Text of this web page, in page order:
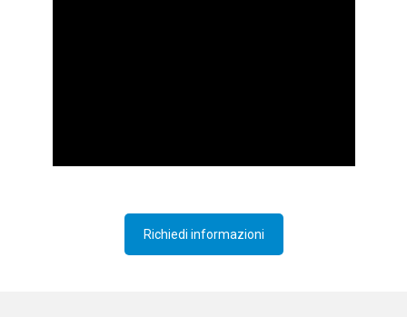
Richiedi informazioni